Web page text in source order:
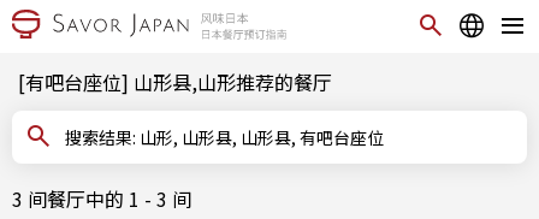
[有吧台座位] 山形县,山形推荐的餐厅
搜索结果: 山形, 山形县, 山形县, 有吧台座位
3 间餐厅中的 1 - 3 间